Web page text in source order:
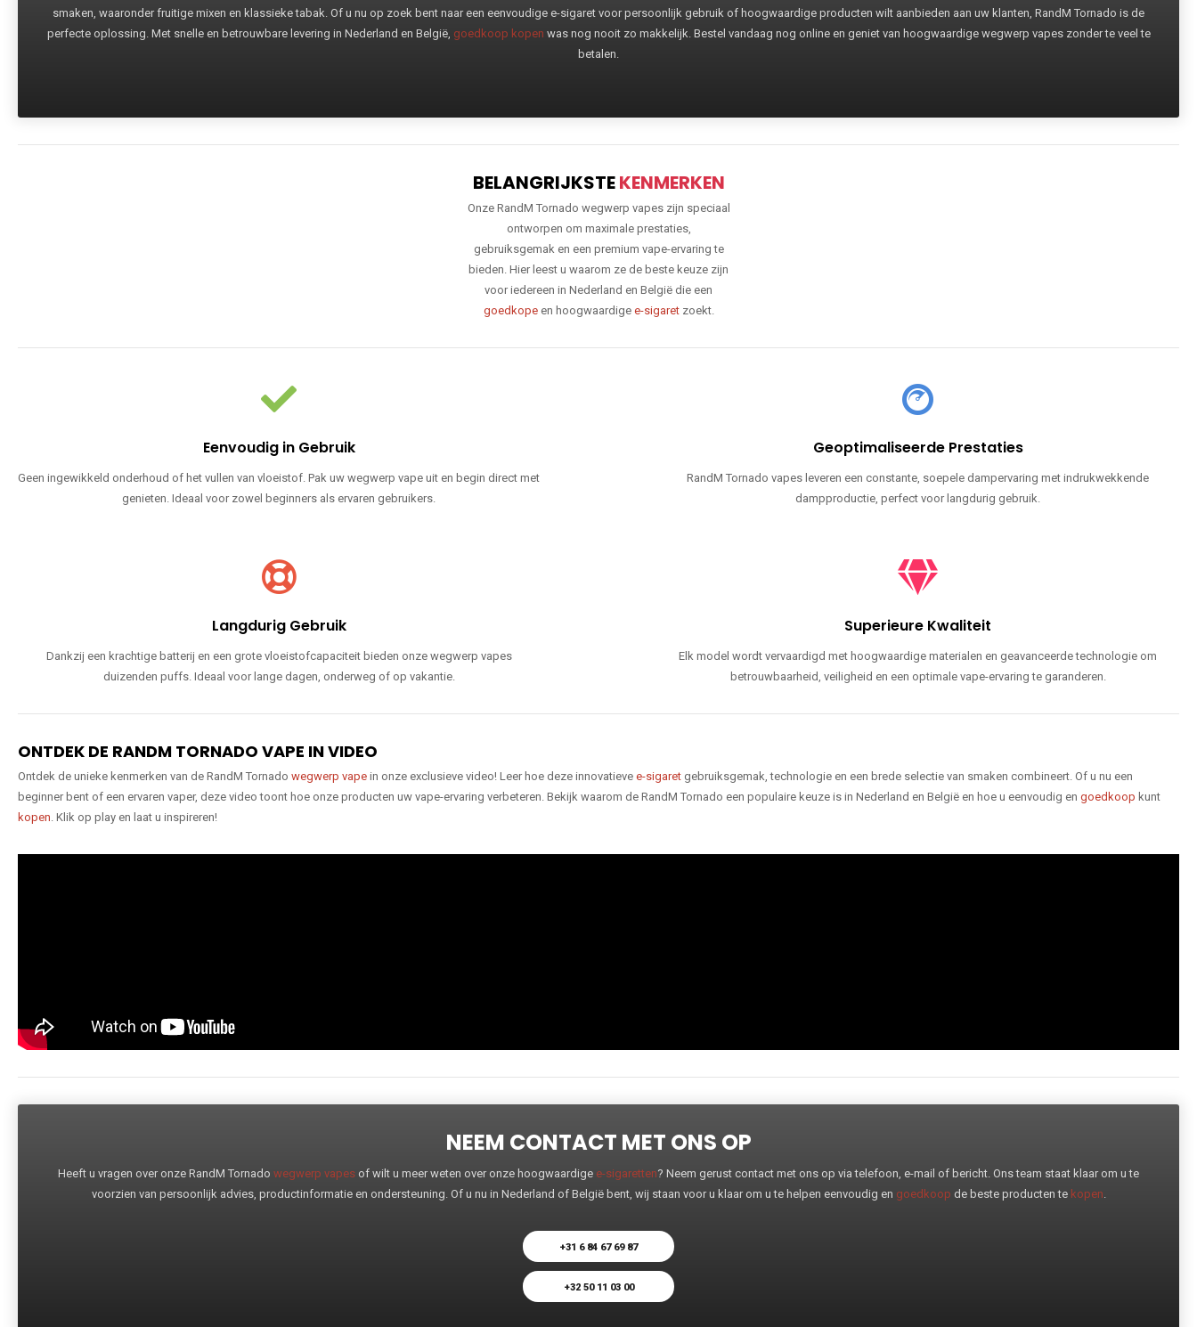
smaken, waaronder fruitige mixen en klassieke tabak. Of u nu op zoek bent naar een eenvoudige e-sigaret voor persoonlijk gebruik of hoogwaardige producten wilt aanbieden aan uw klanten, RandM Tornado is de
perfecte oplossing. Met snelle en betrouwbare levering in Nederland en België, goedkoop kopen was nog nooit zo makkelijk. Bestel vandaag nog online en geniet van hoogwaardige wegwerp vapes zonder te veel te
betalen.
BELANGRIJKSTEKENMERKEN
Onze RandM Tornado wegwerp vapes zijn speciaal
ontworpen om maximale prestaties,
gebruiksgemak en een premium vape-ervaring te
bieden. Hier leest u waarom ze de beste keuze zijn
voor iedereen in Nederland en België die een
goedkopeen hoogwaardige e-sigaretzoekt.
Eenvoudig in Gebruik
Geen ingewikkeld onderhoud of het vullen van vloeistof. Pak uw wegwerp vape uit en begin direct met
genieten. Ideaal voor zowel beginners als ervaren gebruikers.
Geoptimaliseerde Prestaties
RandM Tornado vapes leveren een constante, soepele dampervaring met indrukwekkende
dampproductie, perfect voor langdurig gebruik.
Langdurig Gebruik
Dankzij een krachtige batterij en een grote vloeistofcapaciteit bieden onze wegwerp vapes
duizenden puffs. Ideaal voor lange dagen, onderweg of op vakantie.
Superieure Kwaliteit
Elk model wordt vervaardigd met hoogwaardige materialen en geavanceerde technologie om
betrouwbaarheid, veiligheid en een optimale vape-ervaring te garanderen.
ONTDEK DE RANDM TORNADO VAPE IN VIDEO
Ontdek de unieke kenmerken van de RandM Tornado wegwerp vape in onze exclusieve video! Leer hoe deze innovatieve e-sigaret gebruiksgemak, technologie en een brede selectie van smaken combineert. Of u nu een
beginner bent of een ervaren vaper, deze video toont hoe onze producten uw vape-ervaring verbeteren. Bekijk waarom de RandM Tornado een populaire keuze is in Nederland en België en hoe u eenvoudig en goedkoop kunt
kopen. Klik op play en laat u inspireren!
NEEM CONTACT MET ONS OP
Heeft u vragen over onze RandM Tornado wegwerp vapes of wilt u meer weten over onze hoogwaardige e-sigaretten? Neem gerust contact met ons op via telefoon, e-mail of bericht. Ons team staat klaar om u te
voorzien van persoonlijk advies, productinformatie en ondersteuning. Of u nu in Nederland of België bent, wij staan voor u klaar om u te helpen eenvoudig en goedkoop de beste producten te kopen.
+31 6 84 67 69 87
+32 50 11 03 00